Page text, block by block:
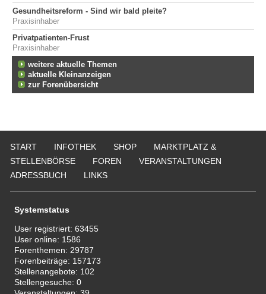
Gesundheitsreform - Sind wir bald pleite?
Praxisinhaber
Privatpatienten-Frust
Praxisinhaber
weitere aktuelle Themen
aktuelle Kleinanzeigen
zur Forenübersicht
START INFOTHEK SHOP
MARKTPLATZ &
STELLENBÖRSE
FOREN
VERANSTALTUNGEN
ADRESSBUCH
LINKS
Systemstatus
User registriert:63455
User online: 1586
Forenthemen: 29787
Forenbeiträge: 157173
Stellenangebote: 102
Stellengesuche:0